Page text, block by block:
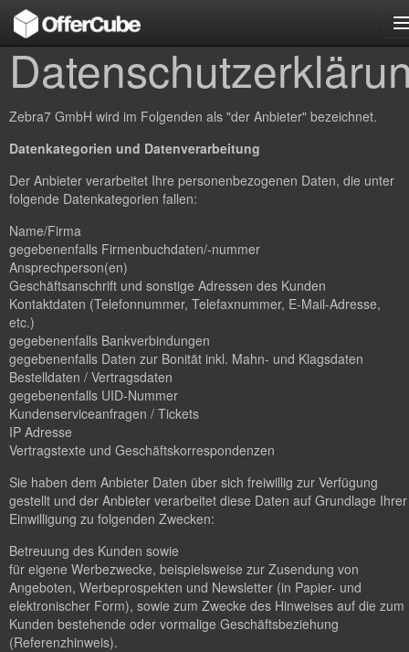
Zebra7 GmbH wird im Folgenden als "der Anbieter" bezeichnet.
Datenkategorien und Datenverarbeitung
Der Anbieter verarbeitet Ihre personenbezogenen Daten, die unter
folgende Datenkategorien fallen:
Name/Firma
gegebenenfalls Firmenbuchdaten/-nummer
Ansprechperson(en)
Geschäftsanschrift und sonstige Adressen des Kunden
Kontaktdaten (Telefonnummer, Telefaxnummer, E-Mail-Adresse,
etc.)
gegebenenfalls Bankverbindungen
gegebenenfalls Daten zur Bonität inkl. Mahn- und Klagsdaten
Bestelldaten / Vertragsdaten
gegebenenfalls UID-Nummer
Kundenserviceanfragen / Tickets
IP Adresse
Vertragstexte und Geschäftskorrespondenzen
Sie haben dem Anbieter Daten über sich freiwillig zur Verfügung
gestellt und der Anbieter verarbeitet diese Daten auf Grundlage Ihrer
Einwilligung zu folgenden Zwecken:
Betreuung des Kunden sowie
für eigene Werbezwecke, beispielsweise zur Zusendung von
Angeboten, Werbeprospekten und Newsletter (in Papier- und
elektronischer Form), sowie zum Zwecke des Hinweises auf die zum
Kunden bestehende oder vormalige Geschäftsbeziehung
(Referenzhinweis).